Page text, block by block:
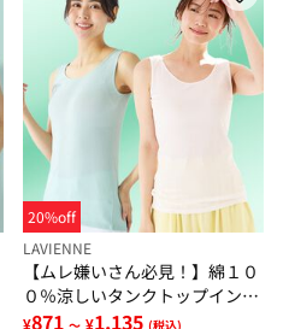
20%off
LAVIENNE
【ムレ嫌いさん必見！】綿１０
０％涼しいタンクトップインナ
ー＜さらりラボ＞
¥871 ～ ¥1,135 (税込)